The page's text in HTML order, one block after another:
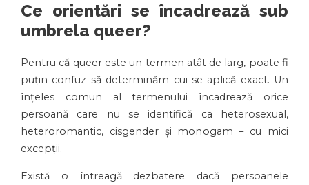
Ce orientări se încadrează sub
umbrela queer?
Pentru că queer este un termen atât de larg, poate fi
puțin confuz să determinăm cui se aplică exact. Un
înțeles comun al termenului încadrează orice
persoană care nu se identifică ca heterosexual,
heteroromantic, cisgender și monogam – cu mici
excepții.
Există o întreagă dezbatere dacă persoanele